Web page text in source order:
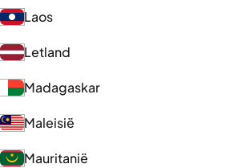
Laos
Letland
Madagaskar
Maleisië
Mauritanië